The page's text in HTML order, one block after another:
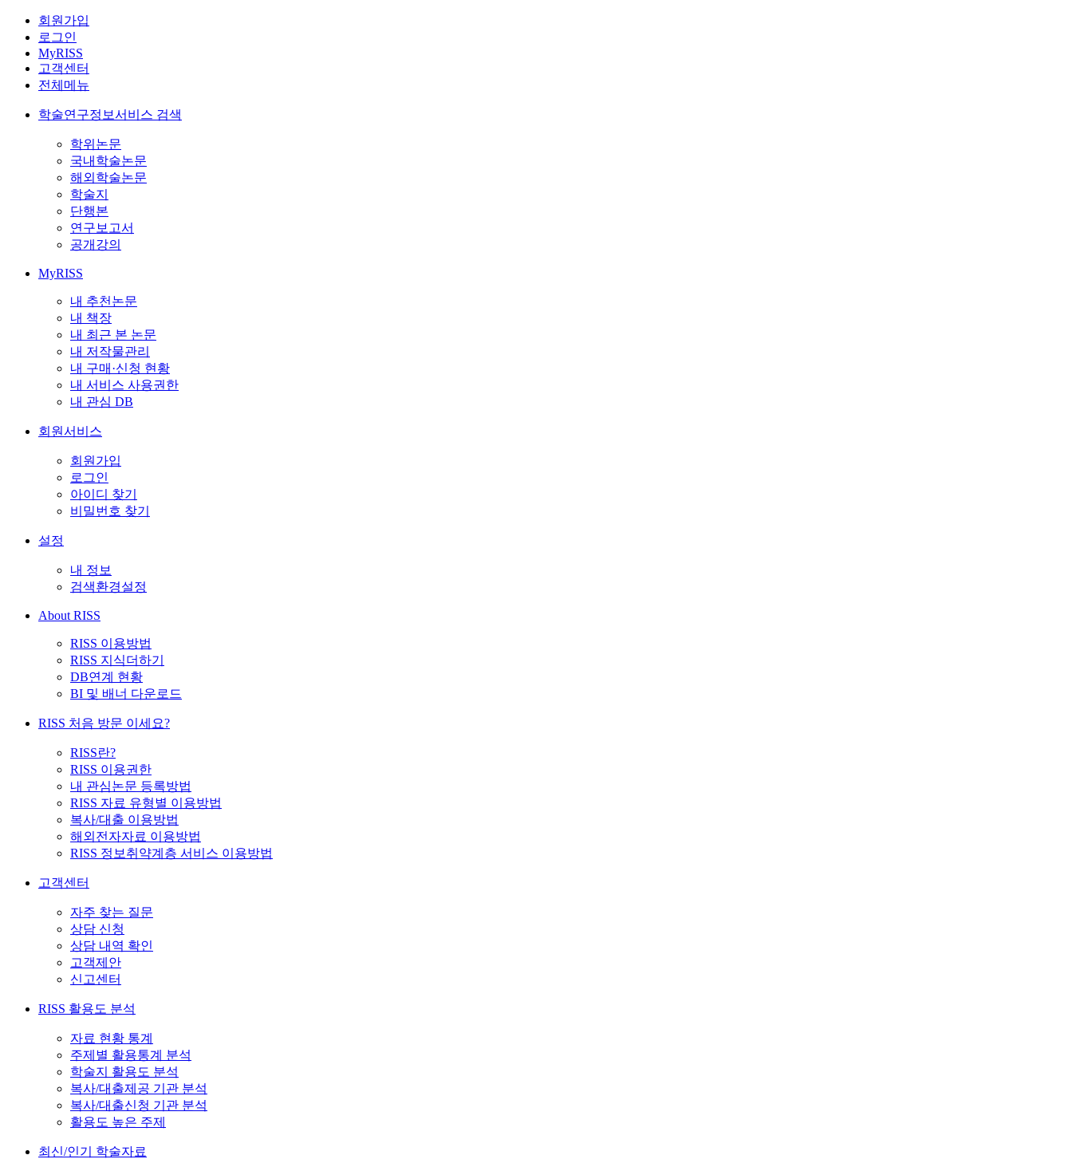
회원가입
로그인
MyRISS
고객센터
전체메뉴
학술연구정보서비스 검색
학위논문
국내학술논문
해외학술논문
학술지
단행본
연구보고서
공개강의
MyRISS
내 추천논문
내 책장
내 최근 본 논문
내 저작물관리
내 구매·신청 현황
내 서비스 사용권한
내 관심 DB
회원서비스
회원가입
로그인
아이디 찾기
비밀번호 찾기
설정
내 정보
검색환경설정
About RISS
RISS 이용방법
RISS 지식더하기
DB연계 현황
BI 및 배너 다운로드
RISS 처음 방문 이세요?
RISS란?
RISS 이용권한
내 관심논문 등록방법
RISS 자료 유형별 이용방법
복사/대출 이용방법
해외전자자료 이용방법
RISS 정보취약계층 서비스 이용방법
고객센터
자주 찾는 질문
상담 신청
상담 내역 확인
고객제안
신고센터
RISS 활용도 분석
자료 현황 통계
주제별 활용통계 분석
학술지 활용도 분석
복사/대출제공 기관 분석
복사/대출신청 기관 분석
활용도 높은 주제
최신/인기 학술자료